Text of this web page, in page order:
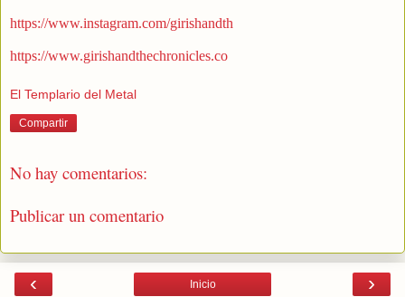
https://www.instagram.com/girishandth
https://www.girishandthechronicles.co
El Templario del Metal
Compartir
No hay comentarios:
Publicar un comentario
‹ ›
Inicio